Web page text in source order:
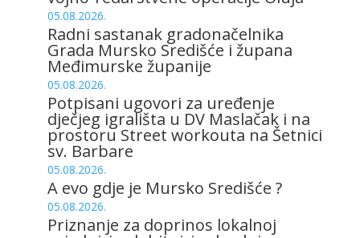
05.08.2026.
Radni sastanak gradonačelnika
Grada Mursko Središće i župana
Međimurske županije
05.08.2026.
Potpisani ugovori za uređenje
dječjeg igrališta u DV Maslačak i na
prostoru Street workouta na Šetnici
sv. Barbare
05.08.2026.
A evo gdje je Mursko Središće ?
05.08.2026.
Priznanje za doprinos lokalnoj